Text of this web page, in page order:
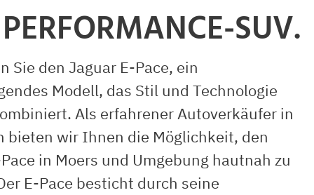
SUV.
Sie den Jaguar E-Pace, ein
Modell, das Stil und Technologie
Als erfahrener Autoverkäufer in
bieten wir Ihnen die Möglichkeit, den
in Moers und Umgebung hautnah zu
E-Pace besticht durch seine